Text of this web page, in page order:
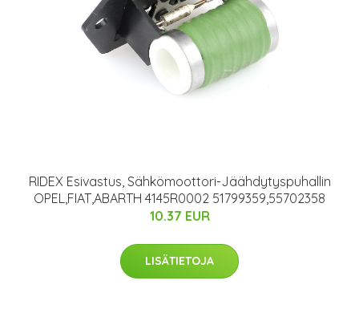
RIDEX Esivastus, Sähkömoottori-Jäähdytyspuhallin
OPEL,FIAT,ABARTH 4145R0002 51799359,55702358
10.37 EUR
LISÄTIETOJA